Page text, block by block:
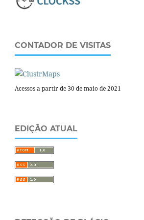
CONTADOR DE VISITAS
Acessos a partir de 30 de maio de 2021
EDIÇÃO ATUAL